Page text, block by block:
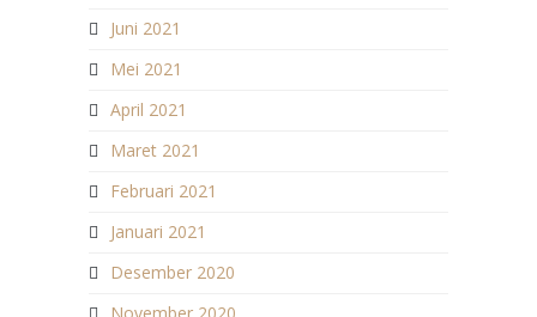
Juni 2021
Mei 2021
April 2021
Maret 2021
Februari 2021
Januari 2021
Desember 2020